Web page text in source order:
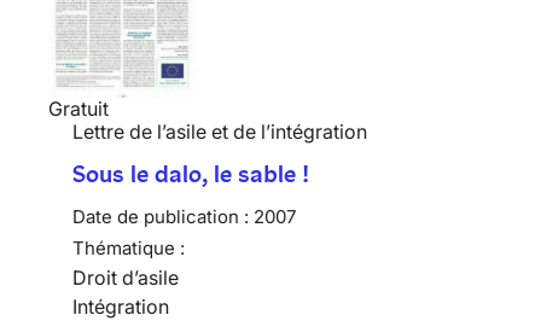
Gratuit
Lettre de l’asile et de l’intégration
Sous le dalo, le sable !
Date de publication : 2007
Thématique :
Droit d’asile
Intégration